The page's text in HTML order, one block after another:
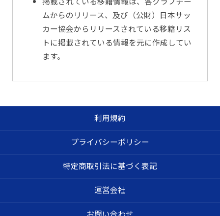
ムからのリリース、及び（公財）日本サッ
カー協会からリリースされている移籍リス
トに掲載されている情報を元に作成してい
ます。
利用規約
プライバシーポリシー
特定商取引法に基づく表記
運営会社
お問い合わせ